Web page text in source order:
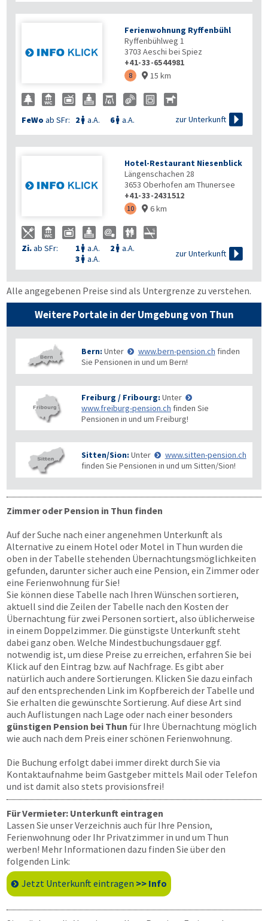
Ferienwohnung Ryffenbühl
Ryffenbühlweg 1
3703 Aeschi bei Spiez
+41-33-6544981
8  15 km
FeWo ab SFr: 2  a.A. 6 a.A. zur Unterkunft 
Hotel-Restaurant Niesenblick
Längenschachen 28
3653 Oberhofen am Thunersee
+41-33-2431512
10  6 km
Zi.ab SFr: 1  a.A. 2  a.A.
3  a.A.
zur Unterkunft 
Alle angegebenen Preise sind als Untergrenze zu verstehen.
Weitere Portale in der Umgebung von Thun
Bern: Unter www.bern-pension.ch finden
Sie Pensionen in und um Bern!
Freiburg / Fribourg: Unter
www.freiburg-pension.ch finden Sie
Pensionen in und um Freiburg!
Sitten/Sion: Unter
www.sitten-pension.ch
finden Sie Pensionen in und um Sitten/Sion!
Zimmer oder Pension in Thun finden
Auf der Suche nach einer angenehmen Unterkunft als
Alternative zu einem Hotel oder Motel in Thun wurden die
oben in der Tabelle stehenden Übernachtungsmöglichkeiten
gefunden, darunter sicher auch eine Pension, ein Zimmer oder
eine Ferienwohnung für Sie!
Sie können diese Tabelle nach Ihren Wünschen sortieren,
aktuell sind die Zeilen der Tabelle nach den Kosten der
Übernachtung für zwei Personen sortiert, also üblicherweise
in einem Doppelzimmer. Die günstigste Unterkunft steht
dabei ganz oben. Welche Mindestbuchungsdauer ggf.
notwendig ist, um diese Preise zu erreichen, erfahren Sie bei
Klick auf den Eintrag bzw. auf Nachfrage. Es gibt aber
natürlich auch andere Sortierungen. Klicken Sie dazu einfach
auf den entsprechenden Link im Kopfbereich der Tabelle und
Sie erhalten die gewünschte Sortierung. Auf diese Art sind
auch Auflistungen nach Lage oder nach einer besonders
günstigen Pension bei Thun für Ihre Übernachtung möglich
wie auch nach dem Preis einer schönen Ferienwohnung.
Die Buchung erfolgt dabei immer direkt durch Sie via
Kontaktaufnahme beim Gastgeber mittels Mail oder Telefon
und ist damit also stets provisionsfrei!
Für Vermieter: Unterkunft eintragen
Lassen Sie unser Verzeichnis auch für Ihre Pension,
Ferienwohnung oder Ihr Privatzimmer in und um Thun
werben! Mehr Informationen dazu finden Sie über den
folgenden Link:
Jetzt Unterkunft eintragen >> Info